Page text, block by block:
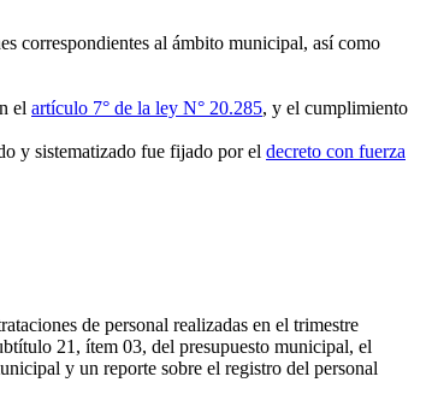
correspondientes al ámbito municipal, así como
el artículo 7° de la ley N° 20.285, y el cumplimiento
y sistematizado fue fijado por el decreto con fuerza
de personal realizadas en el trimestre
21, ítem 03, del presupuesto municipal, el
y un reporte sobre el registro del personal